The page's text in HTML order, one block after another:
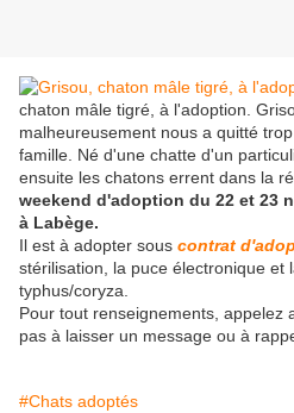
chaton mâle tigré, à l'adoption.
malheureusement nous a quitté
famille. Né d'une chatte d'un
ensuite les chatons errent dans la
weekend d'adoption du 22 et 23
à Labège.
Il est à adopter sous contrat
stérilisation, la puce électronique et
typhus/coryza.
Pour tout renseignements, appelez
pas à laisser un message ou à
#Chats adoptés